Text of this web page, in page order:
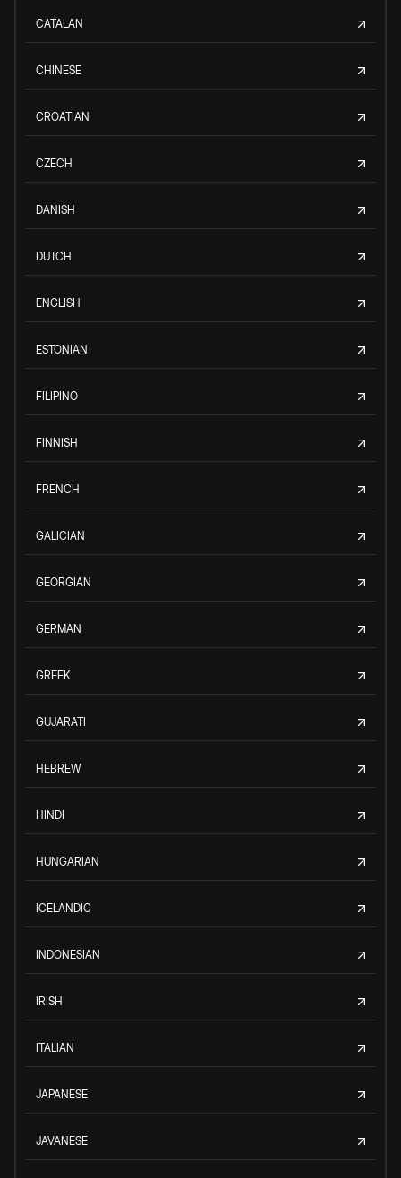
CATALAN
CHINESE
CROATIAN
CZECH
DANISH
DUTCH
ENGLISH
ESTONIAN
FILIPINO
FINNISH
FRENCH
GALICIAN
GEORGIAN
GERMAN
GREEK
GUJARATI
HEBREW
HINDI
HUNGARIAN
ICELANDIC
INDONESIAN
IRISH
ITALIAN
JAPANESE
JAVANESE